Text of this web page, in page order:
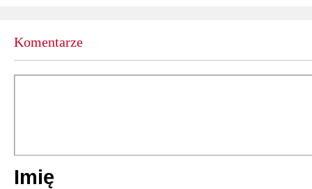
Komentarze
Imię